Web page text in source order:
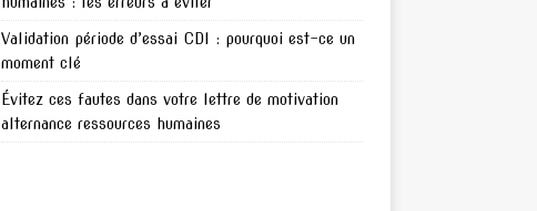
Validation période d’essai CDI : pourquoi est-ce un
moment clé
Évitez ces fautes dans votre lettre de motivation
alternance ressources humaines